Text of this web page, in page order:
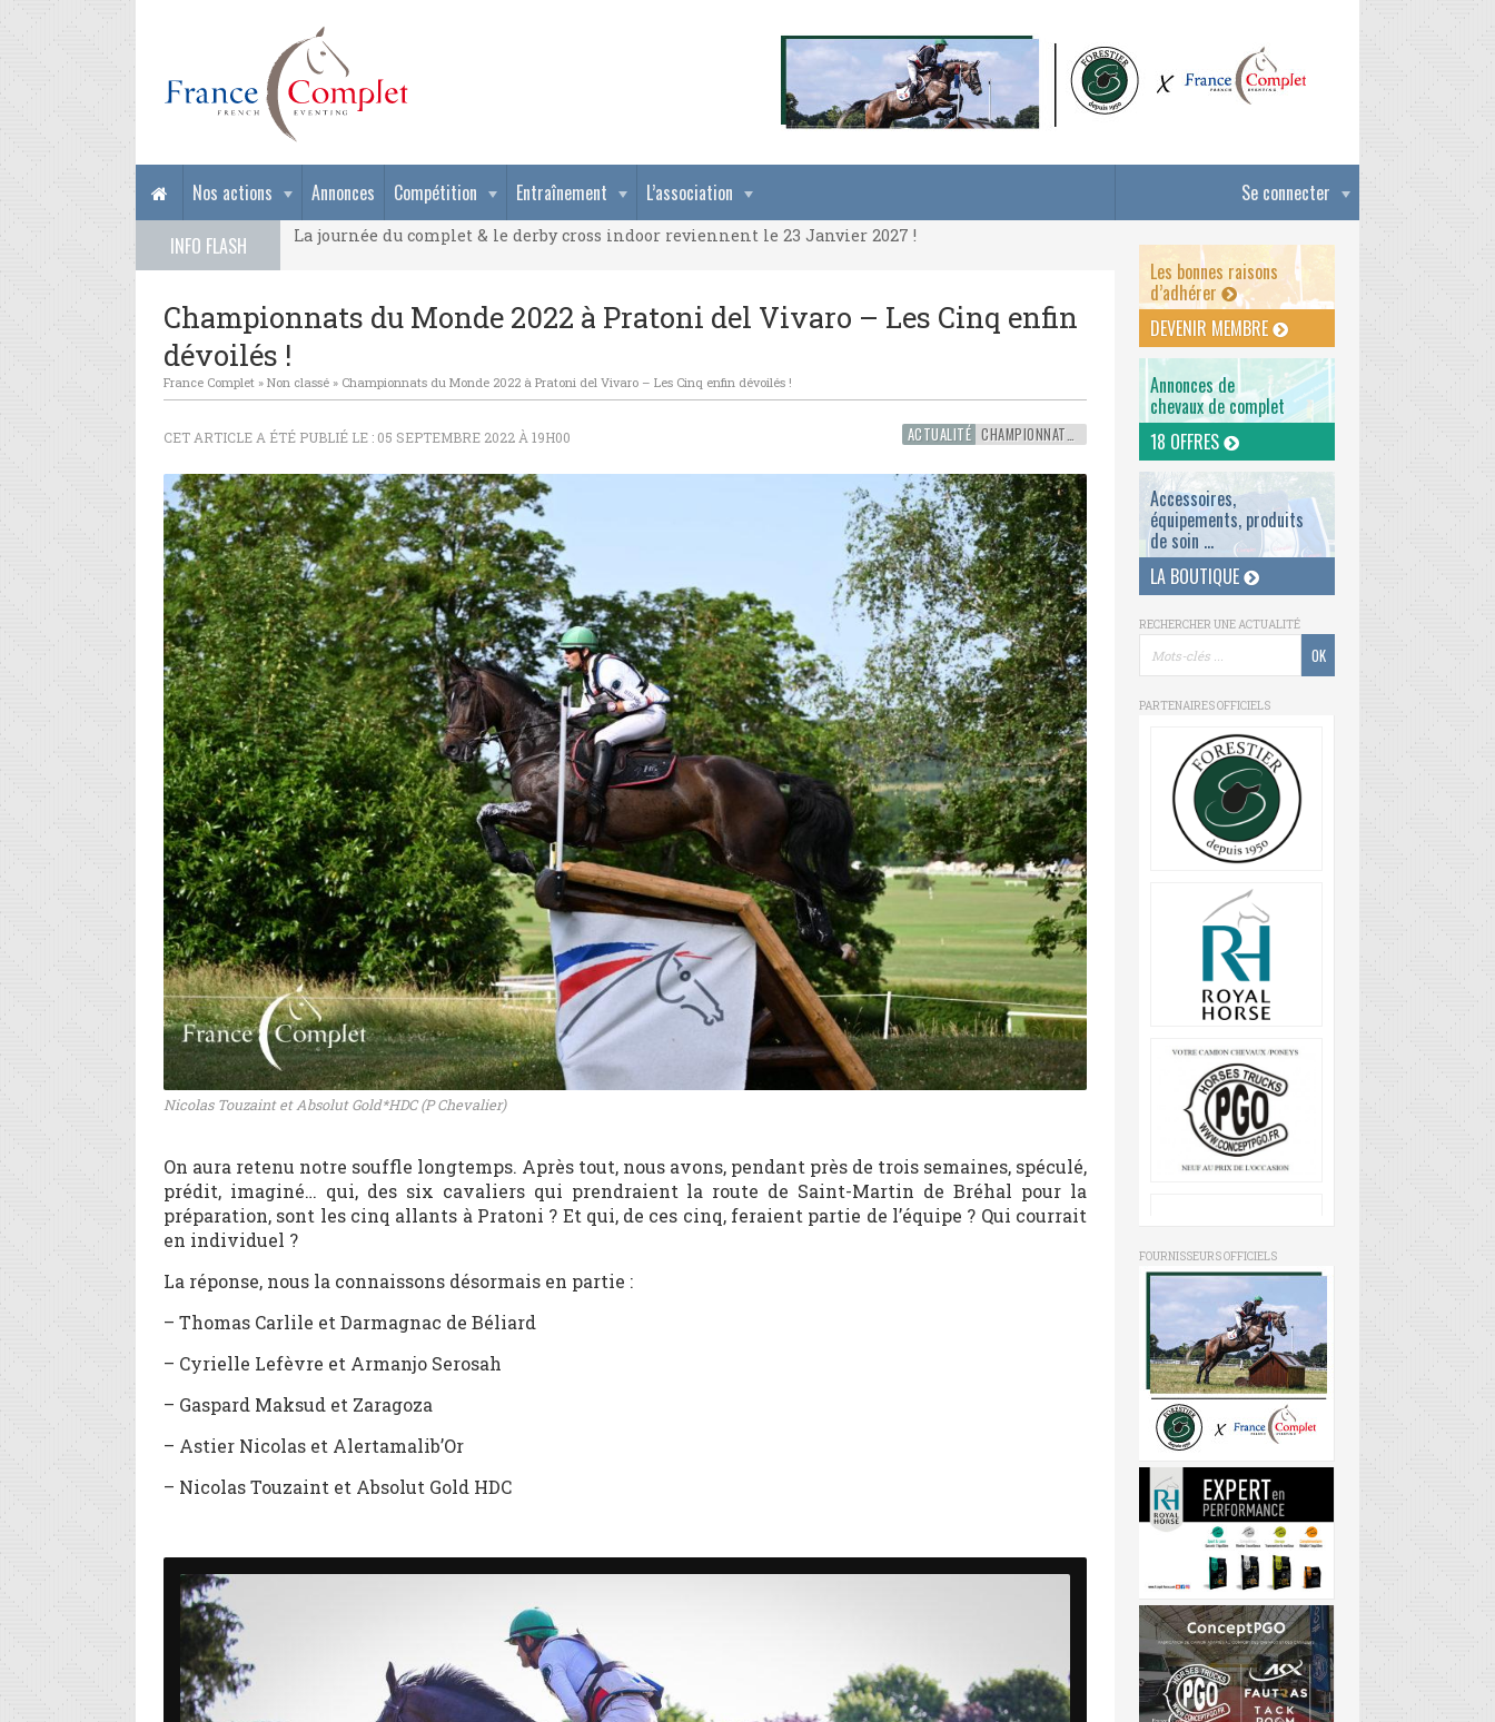
Se connecter
Nos actions Annonces Compétition Entraînement
L’association
INFO FLASH
La journée du complet & le derby cross indoor reviennent le 23 Janvier 2027 !
La journée du complet & le derby cross indoor reviennent le 23 Janvier 2027 !
Championnats du Monde 2022 à Pratoni del Vivaro – Les Cinq enfin
dévoilés !
France Complet » Non classé » Championnats du Monde 2022 à Pratoni del Vivaro – Les Cinq enfin dévoilés !
ACTUALITÉ CHAMPIONNATS DU MONDE
CET ARTICLE A ÉTÉ PUBLIÉ LE : 05 SEPTEMBRE 2022 À 19H00
Nicolas Touzaint et Absolut Gold*HDC (P Chevalier)
On aura retenu notre souffle longtemps. Après tout, nous avons, pendant près de trois semaines, spéculé,
prédit, imaginé… qui, des six cavaliers qui prendraient la route de Saint-Martin de Bréhal pour la
préparation, sont les cinq allants à Pratoni ? Et qui, de ces cinq, feraient partie de l’équipe ? Qui courrait
en individuel ?
La réponse, nous la connaissons désormais en partie :
– Thomas Carlile et Darmagnac de Béliard
– Cyrielle Lefèvre et Armanjo Serosah
– Gaspard Maksud et Zaragoza
– Astier Nicolas et Alertamalib’Or
– Nicolas Touzaint et Absolut Gold HDC
Les bonnes raisons
d’adhérer
DEVENIR MEMBRE
Annonces de
chevaux de complet
18 OFFRES
Accessoires,
équipements, produits
de soin ...
LA BOUTIQUE
RECHERCHER UNE ACTUALITÉ
PARTENAIRES OFFICIELS
FOURNISSEURS OFFICIELS